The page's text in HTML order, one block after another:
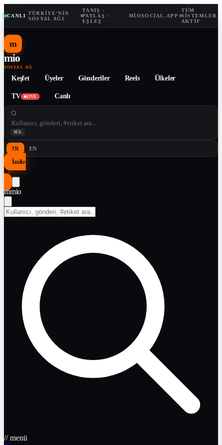
CANLI ·TÜRKIYE'NIN
SOSYAL AĞI
·
TANIŞ ·
PAYLAŞ ·
EŞLEŞ
MIOSOCIAL.APP·
TÜM
SISTEMLER
AKTIF
m
mio
SOSYAL AĞ
Keşfet Üyeler Gönderiler Reels Ülkeler
TV LIVE Canlı
⌘K
TR EN
İndir
↓
mmio
// menü